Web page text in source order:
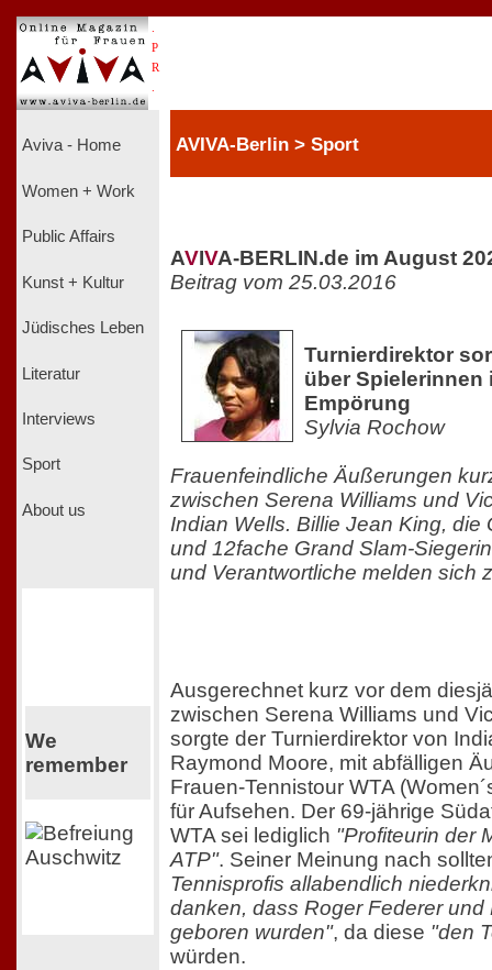
P
R
Aviva - Home
Women + Work
Public Affairs
Kunst + Kultur
Jüdisches Leben
Literatur
Interviews
Sport
About us
We
remember
AVIVA-Berlin > Sport
AVIVA-BERLIN.de im August
Beitrag vom 25.03.2016
Turnierdirektor
über Spielerinnen
Empörung
Sylvia Rochow
Frauenfeindliche Äußerungen
zwischen Serena Williams und
Indian Wells. Billie Jean King, die
und 12fache Grand Slam-
und Verantwortliche melden sich
Ausgerechnet kurz vor dem
zwischen Serena Williams und
sorgte der Turnierdirektor von
Raymond Moore, mit abfälligen
Frauen-Tennistour WTA
für Aufsehen. Der 69-jährige
WTA sei lediglich "Profiteurin der
ATP". Seiner Meinung nach
Tennisprofis allabendlich
danken, dass Roger Federer und
geboren wurden", da diese "den
würden.